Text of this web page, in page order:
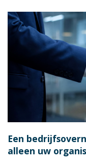
Een
alleen uw